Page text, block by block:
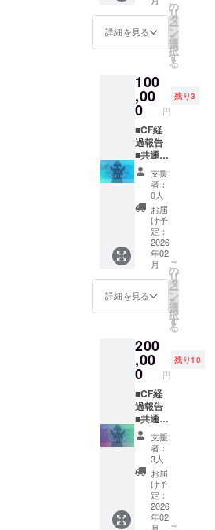
セージ
だ画像
データ
ローカ
ライズ
Live2D
コスプ
レ動画
では動
画内で
お名前
呼びを
いたし
ます
ん） ・
ぷおぷ
おはお
撮影
後、2時
間程度
その日
撮影し
た写真
をわい
わい見
ながら
お食事
をいた
しま
す。 ・
アフ
ターの
場所は
相談し
て決め
す。完
全個室
は不可
です。
■共通あ
りがと
うボイ
ス ■サ
イン入
りKV壁
紙 ■初
配信お
名前記
（中）
いただ
けま
す。
のシェ
アはで
きませ
ん） ・
衣装購
入の範
囲は、
衣装、
ウィッ
グ、小
物類
（カラ
コン、
靴など
必要に
なるも
の）、
上限
でとし
ます。
■共通あ
りがと
うボイ
ス ■サ
イン入
りKV壁
紙 ■初
配信お
名前記
（大）
備考欄
にXアカ
後、日
時、場
所を支
援者様
と個別
させて
いただ
きま
す。 ・
スタジ
オ代は
ご負担
くださ
い。 ・
スタッ
フが同
行しま
すが、
ぷおぷ
おと支
援者様
の分の
スタジ
オ代を
ご負担
い。 ・
このプ
ランで
は1名の
み参加
いただ
けま
す。
（複数
カメラ
マンで
のシェ
アはで
きませ
ん） ・
ボイス
は1分前
後を予
定して
おり、
ロード
URLを
メール
にて送
付させ
ていた
だきま
す ※お
名前の
掲載は
初配信
の際に
テキス
トでの
掲載と
なりま
す ※プ
ラン購
入の
際、必
欄に掲
載を希
望され
るお名
前をご
記入く
ださい
※写真集
へのク
レジッ
トは、
今回制
作予定
Live2D
真集に
クレ
ジット
★手作
りグッ
筆お手
紙 ※共
通あり
がとう
ボイス
は1分前
後を予
定して
おり、
ダウン
ロード
URLを
メール
にて送
付させ
ていた
だきま
す ※お
名前の
掲載は
の際に
テキス
トでの
掲載と
なりま
す ※プ
ラン購
入の
際、必
ず備考
欄に掲
載を希
望され
るお名
前をご
（大）
★缶
バッジ
★2次元
■2次元
イラス
ト付き
ボイス
メッ
セージ
★3次元
アクリ
ルスタ
ンド ■3
次元オ
リジナ
ルコス
プレ動
画 ■写
真集に
クレ
ジット
★B2タ
ペスト
ブロマ
イドコ
ンプ
セット
※共通あ
りがと
うボイ
スは1分
前後を
予定し
てお
り、ダ
ウン
ロード
URLを
詳細を見る
の
リ
タ
ー
ン
を
選
択
す
る
100
,00
0 円
残り3
■CF経
過報告
■共通あ
りがと
うボイ
ス ■サ
イン入
りKV壁
紙 ■初
配信お
名前記
（大）
■配信リ
クエス
ト権 ■
ち合わ
せ
（1on1
） ※共
通あり
がとう
ボイス
は1分前
後を予
定して
おり、
ダウン
ロード
URLを
メール
支援
者：
0人
お届
け予
定：
2026
年02
月
詳細を見る
こ
の
リ
タ
ー
ン
を
選
択
す
る
200
,00
0 円
残り10
■CF経
過報告
■共通あ
りがと
うボイ
ス ■サ
イン入
りKV壁
紙 ■初
配信お
名前記
支援
者：
3人
お届
け予
定：
2026
年02
月